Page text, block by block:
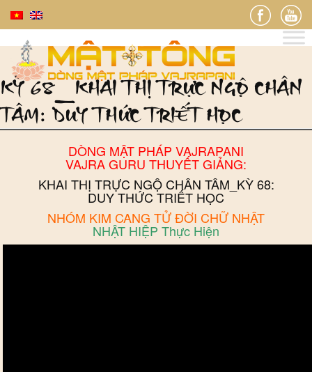
KỲ 68_KHAI THỊ TRỰC NGỘ CHÂN
TÂM: DUY THỨC TRIẾT HỌC
DÒNG MẬT PHÁP VAJRAPANI
VAJRA GURU THUYẾT GIẢNG:
KHAI THỊ TRỰC NGỘ CHÂN TÂM_KỲ 68:
DUY THỨC TRIẾT HỌC
NHÓM KIM CANG TỬ ĐỜI CHỮ NHẬT
NHẬT HIỆP Thực Hiện